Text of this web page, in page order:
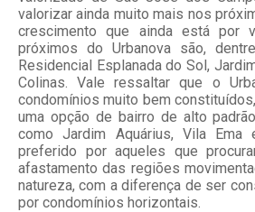
valorizar ainda muito mais nos
crescimento que ainda está por
próximos do Urbanova são,
Residencial Esplanada do Sol,
Colinas. Vale ressaltar que o
condomínios muito bem
uma opção de bairro de alto
como Jardim Aquárius, Vila Ema
preferido por aqueles que
afastamento das regiões
natureza, com a diferença de ser
por condomínios horizontais.